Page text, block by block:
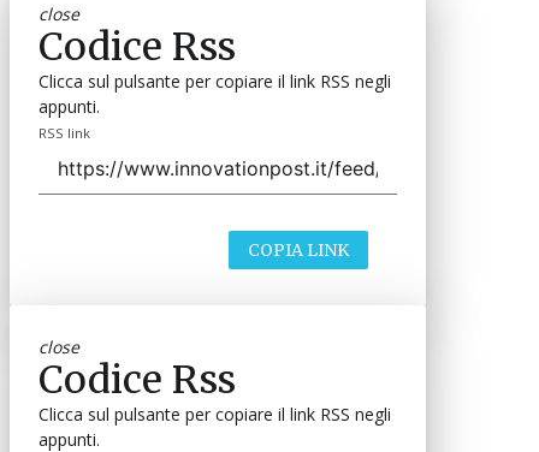
close
Codice Rss
Clicca sul pulsante per copiare il link RSS negli
appunti.
RSS link
COPIA LINK
close
Codice Rss
Clicca sul pulsante per copiare il link RSS negli
appunti.